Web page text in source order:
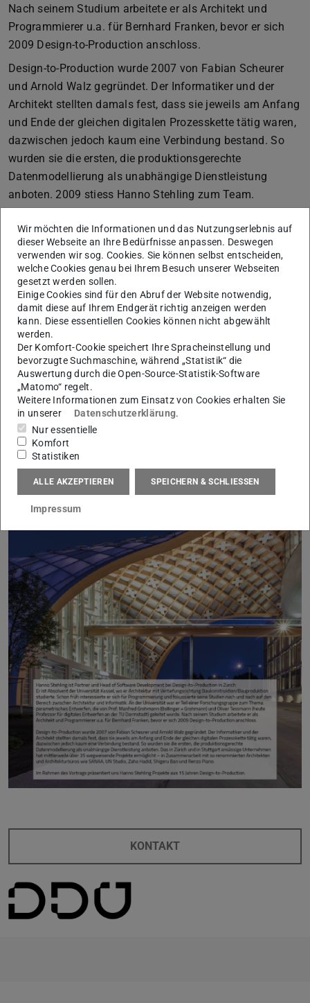
Nach seinem Studium arbeitete er als Architekt und
Programmierer u.a. für Bernhard Franken, bevor er sich
2009 Design-to-Production anschloss.
Design-to-Production wurde 2007 von Fabian Scheurer
und Arnold Walz gegründet. Der Informatiker und der
Architekt stellten damals fest, dass sie jeweils am Anfang
und Ende der gleichen digitalen Prozesskette tätig waren,
dazwischen jedoch kaum eine Verbindung bestand. So
wurden sie die ersten, die produktionsgerechte
Datenmodellierung als unabhängige Dienstleistung
anboten. 2009 stiess Hanno Stehling zum Team.
Projekte ermöglicht – in Zusammenarbeit mit so
renommierten Architekten und Architekturbüros wie
SANAA, UN Studio, Zaha Hadid, Shigeru Ban und Renzo
Piano.
Im Rahmen des Vortrags präsentiert uns Hanno Stehling
Projekte aus 15 Jahren Design-to-Production
KONTAKT
Wir möchten die Informationen und das Nutzungserlebnis auf
dieser Webseite an Ihre Bedürfnisse anpassen. Deswegen
verwenden wir sog. Cookies. Sie können selbst entscheiden,
welche Cookies genau bei Ihrem Besuch unserer Webseiten
gesetzt werden sollen.
Einige Cookies sind für den Abruf der Website notwendig,
damit diese auf Ihrem Endgerät richtig anzeigen werden
kann. Diese essentiellen Cookies können nicht abgewählt
werden.
Der Komfort-Cookie speichert Ihre Spracheinstellung und
bevorzugte Suchmaschine, während „Statistik“ die
Auswertung durch die Open-Source-Statistik-Software
„Matomo“ regelt.
Weitere Informationen zum Einsatz von Cookies erhalten Sie
in unserer
Datenschutzerklärung.
Nur essentielle
Komfort
Statistiken
ALLE AKZEPTIEREN SPEICHERN & SCHLIESSEN
Impressum